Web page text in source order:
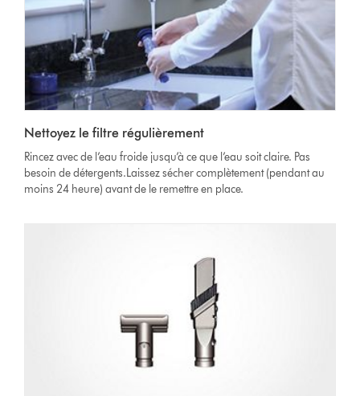
Nettoyez le filtre régulièrement
Rincez avec de l’eau froide jusqu’à ce que l’eau soit claire. Pas
besoin de détergents.Laissez sécher complètement (pendant au
moins 24 heure) avant de le remettre en place.